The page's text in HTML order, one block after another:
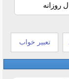
روزانه
تعبیر خواب